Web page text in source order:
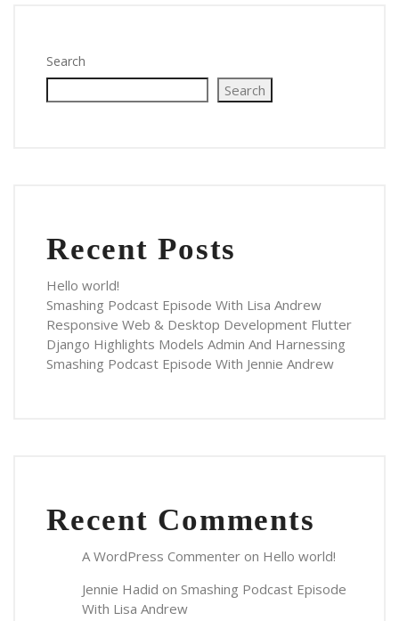
Search
Search
Recent Posts
Hello world!
Smashing Podcast Episode With Lisa Andrew
Responsive Web & Desktop Development Flutter
Django Highlights Models Admin And Harnessing
Smashing Podcast Episode With Jennie Andrew
Recent Comments
A WordPress Commenter on Hello world!
Jennie Hadid on Smashing Podcast Episode
With Lisa Andrew